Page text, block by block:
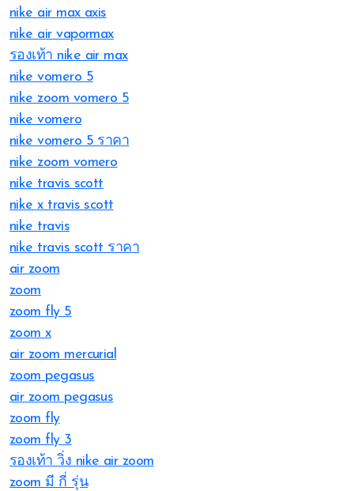
nike air max axis
nike air vapormax
รองเท้า nike air max
nike vomero 5
nike zoom vomero 5
nike vomero
nike vomero 5 ราคา
nike zoom vomero
nike travis scott
nike x travis scott
nike travis
nike travis scott ราคา
air zoom
zoom
zoom fly 5
zoom x
air zoom mercurial
zoom pegasus
air zoom pegasus
zoom fly
zoom fly 3
รองเท้า วิ่ง nike air zoom
zoom มี กี่ รุ่น